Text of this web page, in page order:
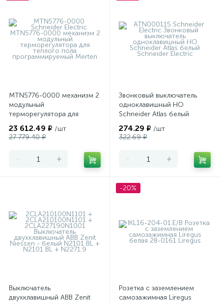
MTN5776-0000 механизм 2
модульный
терморегулятора для
программируемый Merten
23 612.49 ₽ /шт
27 779.40 ₽
- +
Звонковый выключатель
одноклавишный НО
Schneider Atlas белый
274.29 ₽ /шт
322.69 ₽
- +
Выключатель
двухклавишный ABB Zenit
-20%
Розетка с заземлением
самозажимная Liregus